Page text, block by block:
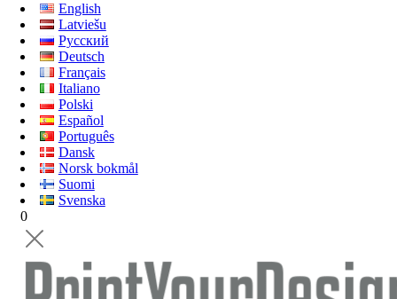
English
Latviešu
Русский
Deutsch
Français
Italiano
Polski
Español
Português
Dansk
Norsk bokmål
Suomi
Svenska
0